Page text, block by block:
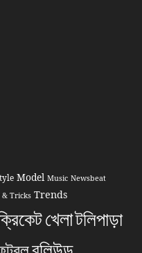
Model Music Newsbeat
& Tricks Trends
খেলাটলিপাড়া